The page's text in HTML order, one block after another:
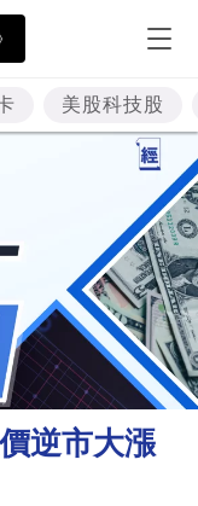
美股科技股
逆市大漲